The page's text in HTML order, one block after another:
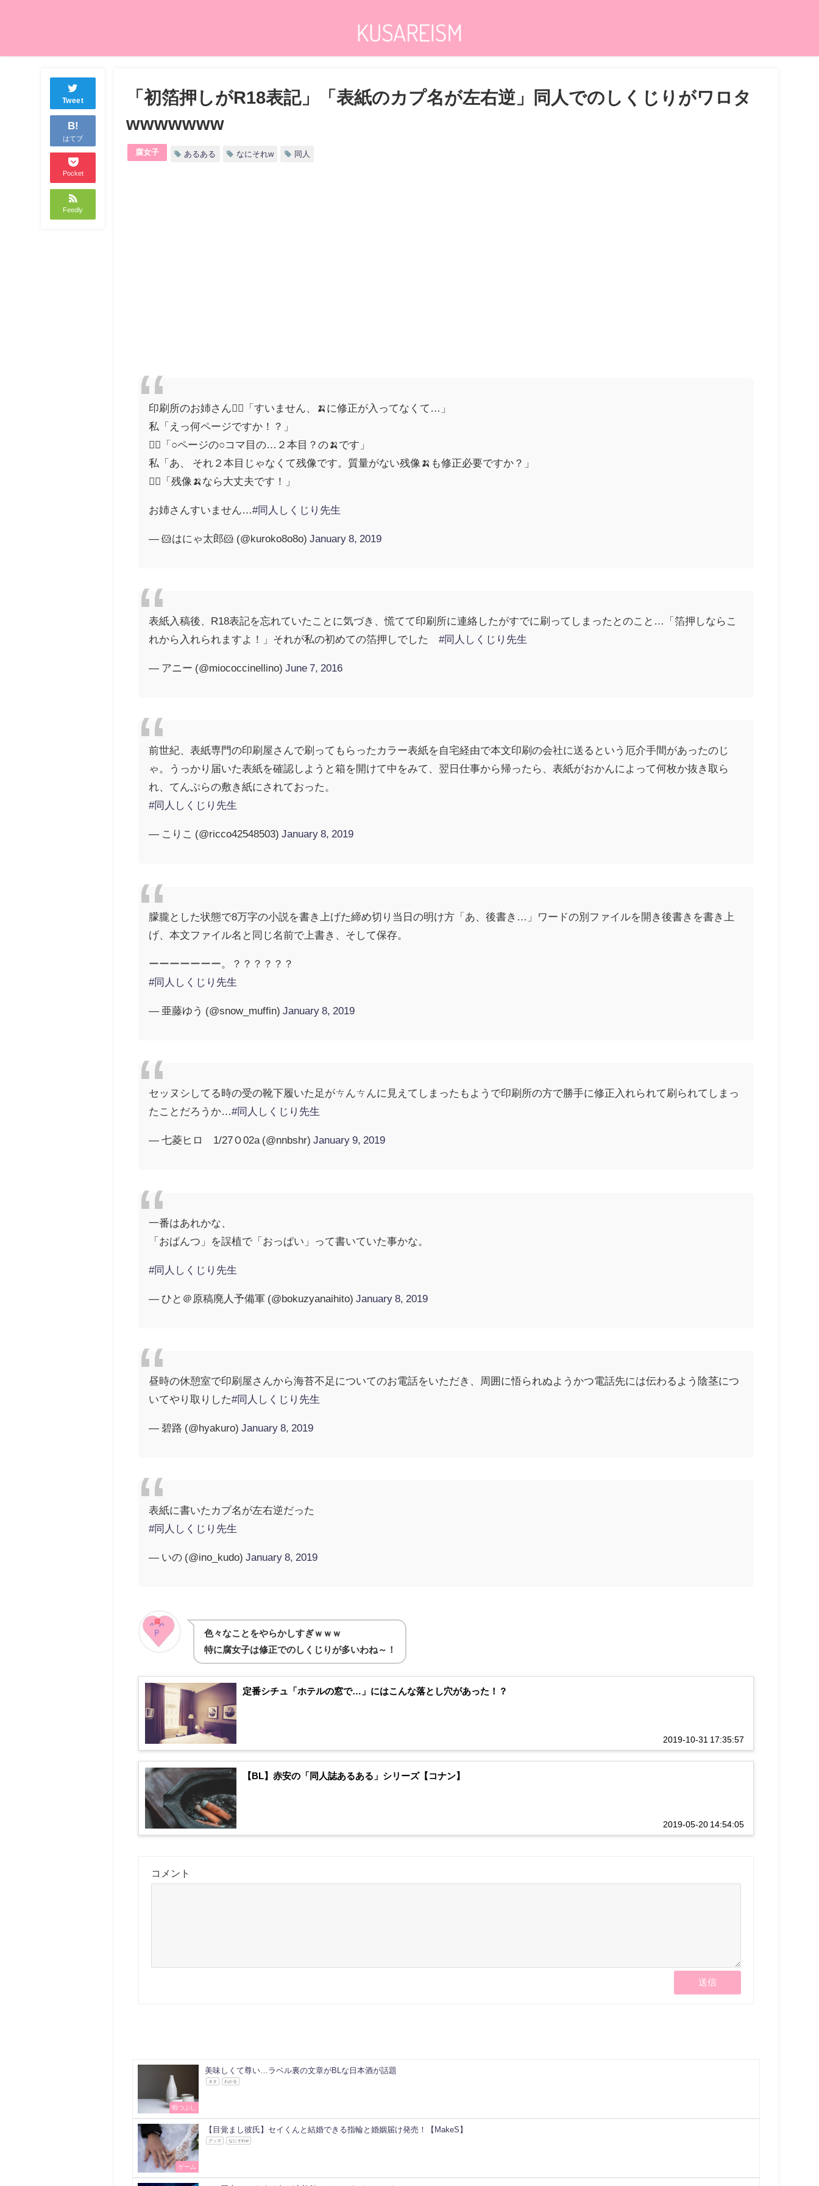
Tweet
B!
はてブ
Pocket
Feedly
「初箔押しがR18表記」「表紙のカプ名が左右逆」同人でのしくじりがワロタ
wwwwwww
腐女子 あるある なにそれw 同人
印刷所のお姉さん🙋‍♀️「すいません、🍌に修正が入ってなくて…」
私「えっ何ページですか！？」
🙋‍♀️「○ページの○コマ目の…２本目？の🍌です」
私「あ、 それ２本目じゃなくて残像です。質量がない残像🍌も修正必要ですか？」
🙆‍♀️「残像🍌なら大丈夫です！」
お姉さんすいません…#同人しくじり先生
— 🐹はにゃ太郎🐹 (@kuroko8o8o)January 8, 2019
表紙入稿後、R18表記を忘れていたことに気づき、慌てて印刷所に連絡したがすでに刷ってしまったとのこと…「箔押しならこ
れから入れられますよ！」それが私の初めての箔押しでした#同人しくじり先生
— アニー (@miococcinellino)June 7, 2016
前世紀、表紙専門の印刷屋さんで刷ってもらったカラー表紙を自宅経由で本文印刷の会社に送るという厄介手間があったのじ
ゃ。うっかり届いた表紙を確認しようと箱を開けて中をみて、翌日仕事から帰ったら、表紙がおかんによって何枚か抜き取ら
れ、てんぷらの敷き紙にされておった。
#同人しくじり先生
— こりこ (@ricco42548503)January 8, 2019
朦朧とした状態で8万字の小説を書き上げた締め切り当日の明け方「あ、後書き…」ワードの別ファイルを開き後書きを書き上
げ、本文ファイル名と同じ名前で上書き、そして保存。
ーーーーーーー。？？？？？？
#同人しくじり先生
— 亜藤ゆう (@snow_muffin)January 8, 2019
セッヌシしてる時の受の靴下履いた足がㄘんㄘんに見えてしまったもようで印刷所の方で勝手に修正入れられて刷られてしまっ
たことだろうか…#同人しくじり先生
— 七菱ヒロ 1/27Ｏ02a (@nnbshr)January 9, 2019
一番はあれかな、
「おぱんつ」を誤植で「おっぱい」って書いていた事かな。
#同人しくじり先生
— ひと＠原稿廃人予備軍 (@bokuzyanaihito)January 8, 2019
昼時の休憩室で印刷屋さんから海苔不足についてのお電話をいただき、周囲に悟られぬようかつ電話先には伝わるよう陰茎につ
いてやり取りした#同人しくじり先生
— 碧路 (@hyakuro)January 8, 2019
表紙に書いたカプ名が左右逆だった
#同人しくじり先生
— いの (@ino_kudo)January 8, 2019
色々なことをやらかしすぎｗｗｗ
特に腐女子は修正でのしくじりが多いわね～！
定番シチュ「ホテルの窓で…」にはこんな落とし穴があった！？
2019-10-31 17:35:57
【BL】赤安の「同人誌あるある」シリーズ【コナン】
2019-05-20 14:54:05
コメント
暇つぶし
美味しくて尊い…ラベル裏の文章がBLな日本酒が話題
ネタ わかる
ゲーム
【目覚まし彼氏】セイくんと結婚できる指輪と婚姻届け発売！【MakeS】
グッズ なにそれw